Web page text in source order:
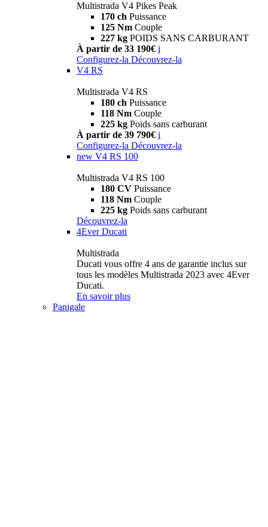
Multistrada V4 Pikes Peak
170 ch Puissance
125 Nm Couple
227 kg POIDS SANS CARBURANT
À partir de 33 190€ i
Configurez-la Découvrez-la
V4 RS
Multistrada V4 RS
180 ch Puissance
118 Nm Couple
225 kg Poids sans carburant
À partir de 39 790€ i
Configurez-la Découvrez-la
new V4 RS 100
Multistrada V4 RS 100
180 CV Puissance
118 Nm Couple
225 kg Poids sans carburant
Découvrez-la
4Ever Ducati
Multistrada
Ducati vous offre 4 ans de garantie inclus sur
tous les modèles Multistrada 2023 avec 4Ever
Ducati.
En savoir plus
Panigale